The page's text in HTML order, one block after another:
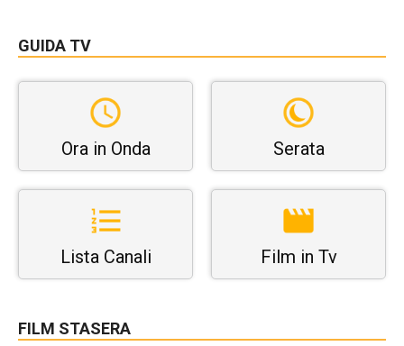
GUIDA TV
Ora in Onda Serata
Lista Canali Film in Tv
FILM STASERA